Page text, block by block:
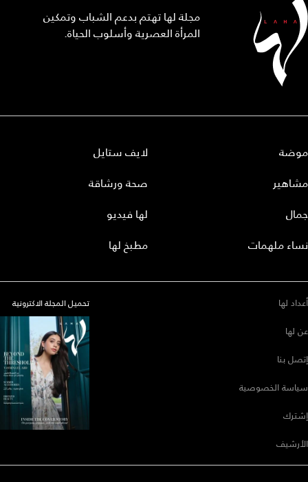
مجلة لها تهتم بدعم الشباب وتمكين
المرأة العصرية وأسلوب الحياة.
موضة
مشاهير
جمال
نساء ملهمات
لايف ستايل
صحة ورشاقة
لها فيديو
مطبخ لها
أعداد لها
عن لها
إتصل بنا
سياسة الخصوصية
إشترك
الأرشيف
تحميل المجلة الاكترونية